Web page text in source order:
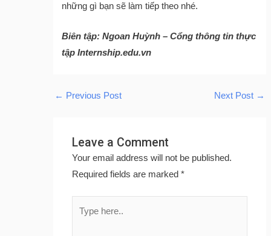
những gì bạn sẽ làm tiếp theo nhé.
Biên tập: Ngoan Huỳnh – Cổng thông tin thực
tập Internship.edu.vn
← Previous Post Next Post →
Leave a Comment
Your email address will not be published.
Required fields are marked*